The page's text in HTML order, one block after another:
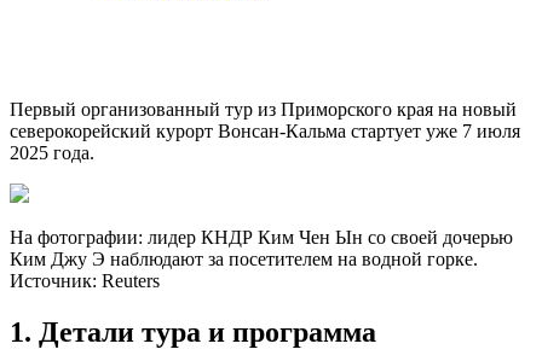
Первый организованный тур из Приморского края на новый
северокорейский курорт Вонсан-Кальма стартует уже 7 июля
2025 года.
На фотографии: лидер КНДР Ким Чен Ын со своей дочерью
Ким Джу Э наблюдают за посетителем на водной горке.
Источник: Reuters
1. Детали тура и программа